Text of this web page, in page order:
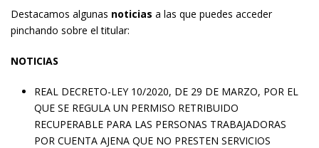
Destacamos algunas noticias a las que puedes acceder
pinchando sobre el titular:
NOTICIAS
REAL DECRETO-LEY 10/2020, DE 29 DE MARZO, POR EL
QUE SE REGULA UN PERMISO RETRIBUIDO
RECUPERABLE PARA LAS PERSONAS TRABAJADORAS
POR CUENTA AJENA QUE NO PRESTEN SERVICIOS